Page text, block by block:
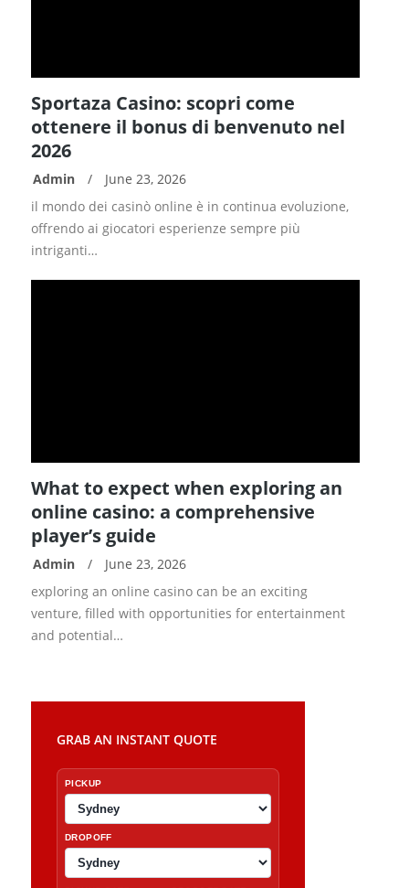
Sportaza Casino: scopri come
ottenere il bonus di benvenuto nel
2026
Admin /
June 23, 2026
il mondo dei casinò online è in continua evoluzione,
offrendo ai giocatori esperienze sempre più
intriganti…
What to expect when exploring an
online casino: a comprehensive
player’s guide
Admin /
June 23, 2026
exploring an online casino can be an exciting
venture, filled with opportunities for entertainment
and potential…
GRAB AN INSTANT QUOTE